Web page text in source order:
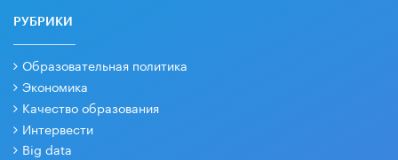
РУБРИКИ
Образовательная политика
Экономика
Качество образования
Интервести
Big data